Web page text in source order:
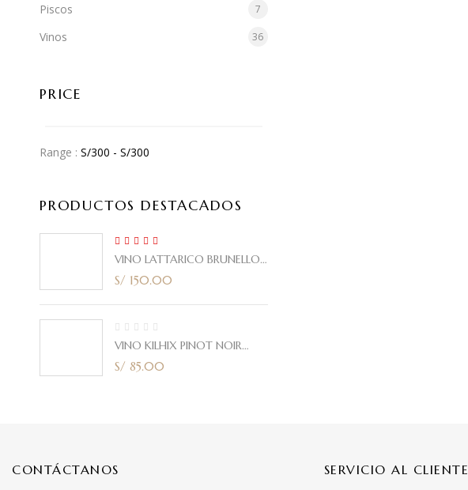
Piscos 7
Vinos 36
PRICE
Range : S/300 - S/300
PRODUCTOS DESTACADOS
Rated5.00
out of 5
VINO LATTARICO BRUNELLO
CORTE ITALIANO 2021 750ml
S/ 150.00
VINO KILHIX PINOT NOIR
2020 750ml
S/ 85.00
CONTÁCTANOS SERVICIO AL CLIENTE